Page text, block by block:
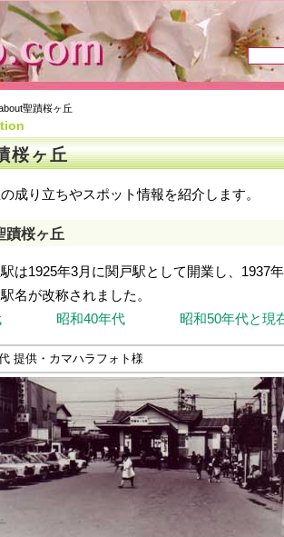
聖蹟桜ヶ丘
桜ヶ丘
成り立ちやスポット情報を紹介します。
蹟桜ヶ丘
は1925年3月に関戸駅として開業し、1937
名が改称されました。
昭和40年代 昭和50年代と現
提供・カマハラフォト様